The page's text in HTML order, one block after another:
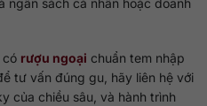
ngân sách cá nhân hoặc doanh
có rượu ngoại chuẩn tem nhập
tư vấn đúng gu, hãy liên hệ với
của chiều sâu, và hành trình